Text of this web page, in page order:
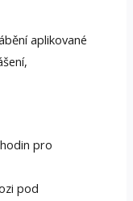
aplikované
pro
pod